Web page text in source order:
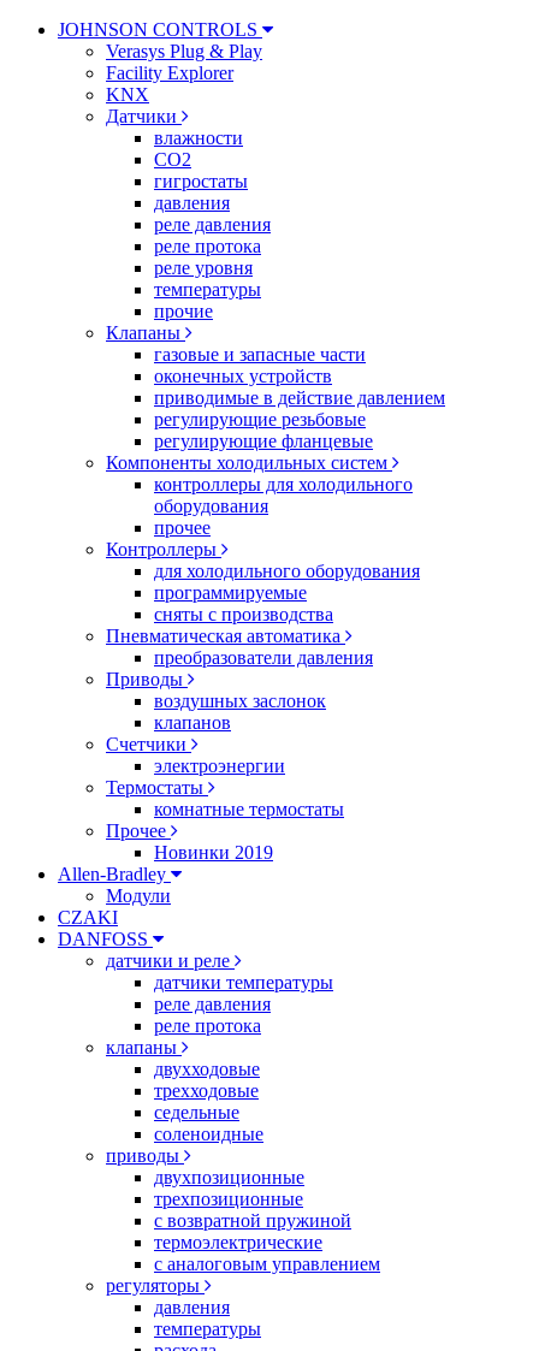
JOHNSON CONTROLS
Verasys Plug & Play
Facility Explorer
KNX
Датчики
влажности
CO2
гигростаты
давления
реле давления
реле протока
реле уровня
температуры
прочие
Клапаны
газовые и запасные части
оконечных устройств
приводимые в действие давлением
регулирующие резьбовые
регулирующие фланцевые
Компоненты холодильных систем
контроллеры для холодильного
оборудования
прочее
Контроллеры
для холодильного оборудования
программируемые
сняты с производства
Пневматическая автоматика
преобразователи давления
Приводы
воздушных заслонок
клапанов
Счетчики
электроэнергии
Термостаты
комнатные термостаты
Прочее
Новинки 2019
Allen-Bradley
Модули
CZAKI
DANFOSS
датчики и реле
датчики температуры
реле давления
реле протока
клапаны
двухходовые
трехходовые
седельные
соленоидные
приводы
двухпозиционные
трехпозиционные
с возвратной пружиной
термоэлектрические
с аналоговым управлением
регуляторы
давления
температуры